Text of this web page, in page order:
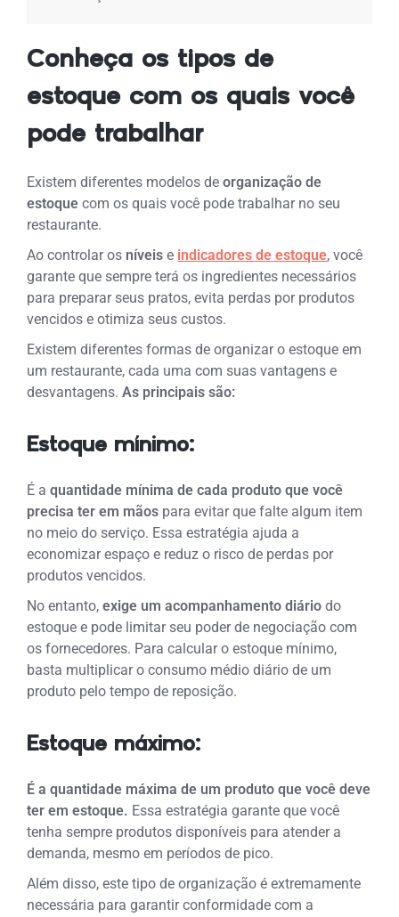
Conheça os tipos de
estoque com os quais você
pode trabalhar
Existem diferentes modelos deorganização de
estoque com os quais você pode trabalhar no seu
restaurante.
Ao controlar os níveis e indicadores de estoque, você
garante que sempre terá os ingredientes necessários
para preparar seus pratos, evita perdas por produtos
vencidos e otimiza seus custos.
Existem diferentes formas de organizar o estoque em
um restaurante, cada uma com suas vantagens e
desvantagens.As principais são:
Estoque mínimo:
É aquantidade mínima de cada produto que você
precisa ter em mãos para evitar que falte algum item
no meio do serviço. Essa estratégia ajuda a
economizar espaço e reduz o risco de perdas por
produtos vencidos.
No entanto,exige um acompanhamento diário do
estoque e pode limitar seu poder de negociação com
os fornecedores. Para calcular o estoque mínimo,
basta multiplicar o consumo médio diário de um
produto pelo tempo de reposição.
Estoque máximo:
É a quantidade máxima de um produto que você deve
ter em estoque. Essa estratégia garante que você
tenha sempre produtos disponíveis para atender a
demanda, mesmo em períodos de pico.
Além disso, este tipo de organização é extremamente
necessária para garantir conformidade com a